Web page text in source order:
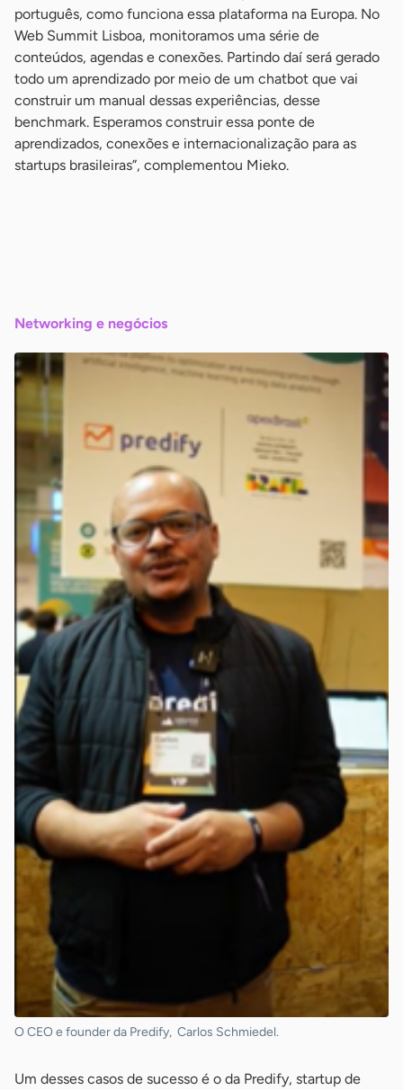
português, como funciona essa plataforma na Europa. No
Web Summit Lisboa, monitoramos uma série de
conteúdos, agendas e conexões. Partindo daí será gerado
todo um aprendizado por meio de um chatbot que vai
construir um manual dessas experiências, desse
benchmark. Esperamos construir essa ponte de
aprendizados, conexões e internacionalização para as
startups brasileiras”, complementou Mieko.
Networking e negócios
O CEO e founder da Predify, Carlos Schmiedel.
Um desses casos de sucesso é o da Predify, startup de